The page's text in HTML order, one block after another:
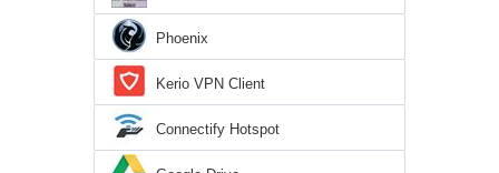
Phoenix
Kerio VPN Client
Connectify Hotspot